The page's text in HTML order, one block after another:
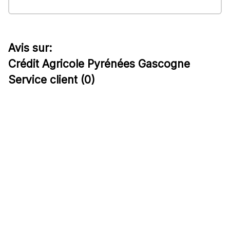
Avis sur:
Crédit Agricole Pyrénées Gascogne
Service client (0)